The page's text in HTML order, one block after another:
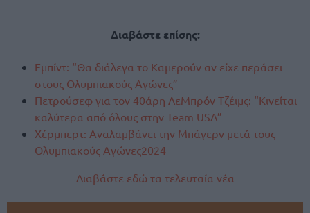
Διαβάστε επίσης:
Εμπίντ: “Θα διάλεγα το Καμερούν αν είχε περάσει
στους Ολυμπιακούς Αγώνες”
Πετρούσεφ για τον 40άρη ΛεΜπρόν Τζέιμς: “Κινείται
καλύτερα από όλους στην Team USA”
Χέρμπερτ: Αναλαμβάνει την Μπάγερν μετά τους
Ολυμπιακούς Αγώνες2024
Διαβάστε εδώ τα τελευταία νέα